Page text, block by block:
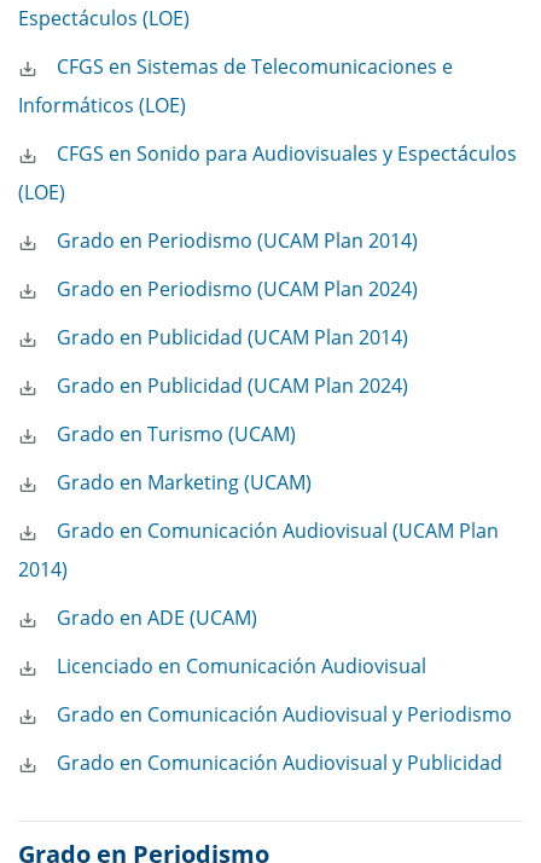
Espectáculos (LOE)
CFGS en Sistemas de Telecomunicaciones e
Informáticos (LOE)
CFGS en Sonido para Audiovisuales y Espectáculos
(LOE)
Grado en Periodismo (UCAM Plan 2014)
Grado en Periodismo (UCAM Plan 2024)
Grado en Publicidad (UCAM Plan 2014)
Grado en Publicidad (UCAM Plan 2024)
Grado en Turismo (UCAM)
Grado en Marketing (UCAM)
Grado en Comunicación Audiovisual (UCAM Plan
2014)
Grado en ADE (UCAM)
Licenciado en Comunicación Audiovisual
Grado en Comunicación Audiovisual y Periodismo
Grado en Comunicación Audiovisual y Publicidad
Grado en Periodismo